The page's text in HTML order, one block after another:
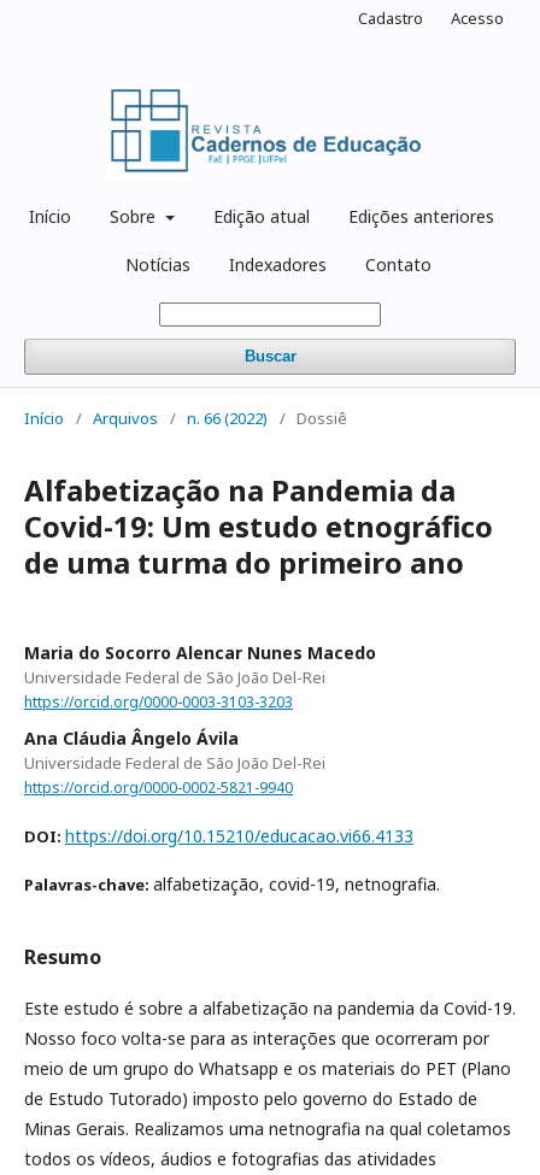
Início Sobre Edição atual Edições anteriores
Notícias Indexadores Contato
Buscar
Cadastro Acesso
Início / Arquivos / n. 66 (2022) / Dossiê
Alfabetização na Pandemia da
Covid-19: Um estudo etnográfico
de uma turma do primeiro ano
Maria do Socorro Alencar Nunes Macedo
Universidade Federal de São João Del-Rei
https://orcid.org/0000-0003-3103-3203
Ana Cláudia Ângelo Ávila
Universidade Federal de São João Del-Rei
https://orcid.org/0000-0002-5821-9940
DOI: https://doi.org/10.15210/educacao.vi66.4133
Palavras-chave: alfabetização, covid-19, netnografia.
Resumo
Este estudo é sobre a alfabetização na pandemia da Covid-19.
Nosso foco volta-se para as interações que ocorreram por
meio de um grupo do Whatsapp e os materiais do PET (Plano
de Estudo Tutorado) imposto pelo governo do Estado de
Minas Gerais. Realizamos uma netnografia na qual coletamos
todos os vídeos, áudios e fotografias das atividades